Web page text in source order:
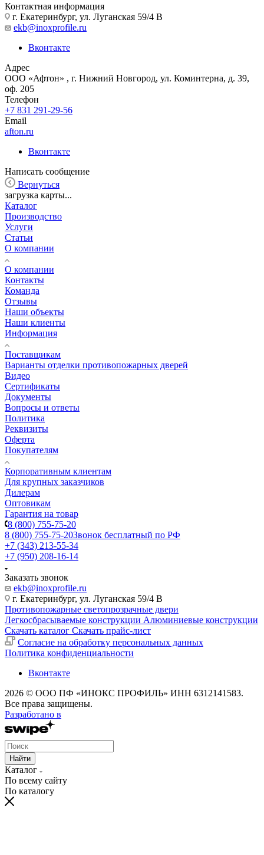
Контактная информация
г. Екатеринбург, ул. Луганская 59/4 В
ekb@inoxprofile.ru
Вконтакте
Адрес
ООО «Афтон» , г. Нижний Новгород, ул. Коминтерна, д. 39,
оф. 205
Телефон
+7 831 291-29-56
Email
afton.ru
Вконтакте
Написать сообщение
Вернуться
загрузка карты...
Каталог
Производство
Услуги
Статьи
О компании
О компании
Контакты
Команда
Отзывы
Наши объекты
Наши клиенты
Информация
Поставщикам
Варианты отделки противопожарных дверей
Видео
Сертификаты
Документы
Вопросы и ответы
Политика
Реквизиты
Оферта
Покупателям
Корпоративным клиентам
Для крупных заказчиков
Дилерам
Оптовикам
Гарантия на товар
8 (800) 755-75-20
8 (800) 755-75-20Звонок бесплатный по РФ
+7 (343) 213-55-34
+7 (950) 208-16-14
Заказать звонок
ekb@inoxprofile.ru
г. Екатеринбург, ул. Луганская 59/4 В
Противопожарные светопрозрачные двери
Легкосбрасываемые конструкции Алюминиевые конструкции
Скачать каталог Скачать прайс-лист
Cогласие на обработку персональных данных
Политика конфиденциальности
Вконтакте
2026 © ООО ПФ «ИНОКС ПРОФИЛЬ» ИНН 6312141583.
Все права защищены.
Разработано в
Найти
Каталог
По всему сайту
По каталогу